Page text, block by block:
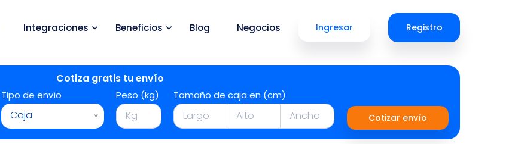
Integraciones Beneficios Blog Negocios Ingresar Registro
Cotiza gratis tu envío
Tipo de envío
Caja
Peso (kg) Tamaño de caja en (cm)
Cotizar envío